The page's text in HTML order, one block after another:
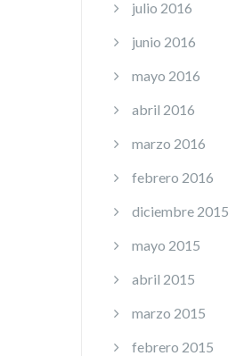
julio 2016
junio 2016
mayo 2016
abril 2016
marzo 2016
febrero 2016
diciembre 2015
mayo 2015
abril 2015
marzo 2015
febrero 2015